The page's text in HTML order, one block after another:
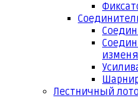
Лестничный